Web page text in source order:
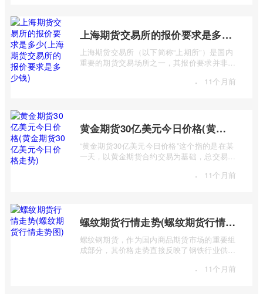
上海期货交易所的报价要求是多少(上海期货交易所的报价要求是多少钱)
上海期货交易所（以下简称“上期所”）是国内
重要的期货交易场所之一，其报价要求并非一
· 11个月前
黄金期货30亿美元今日价格(黄金期货30亿美元今日价格走势)
“黄金期货30亿美元今日价格”这个指的是在某
一天，以黄金期货合约交易为基础，总交易价
· 11个月前
螺纹期货行情走势(螺纹期货行情走势图)
螺纹钢期货，作为国内商品期货市场的重要组
成部分，其价格走势直接反映了钢铁行业供需
· 11个月前